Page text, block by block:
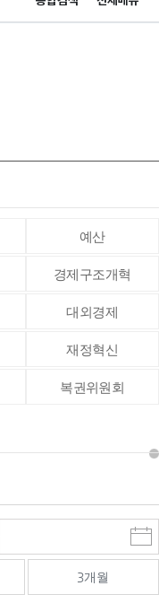
예산
경제구조개혁
대외경제
재정혁신
복권위원회
종
료
선
3개월